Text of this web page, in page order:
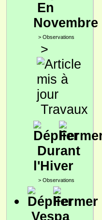
En
Novembre
> Observations
>
Travaux
Durant
l'Hiver
> Observations
Vespa